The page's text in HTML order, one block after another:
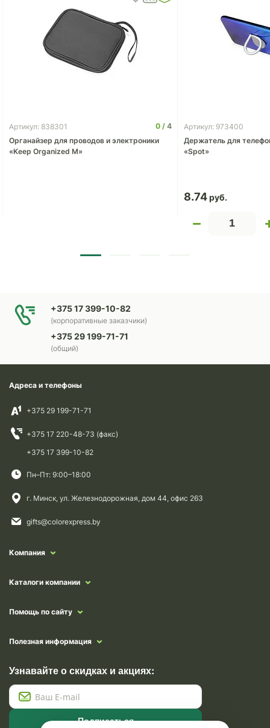
Артикул: 838301 0
4
Органайзер для проводов и электроники
«Keep Organized M»
Артикул: 973400
Держатель для
«Spot»
8.74
+375 17 399-10-82
(корпоративные заказчики)
+375 29 199-71-71
(общий)
Адреса и телефоны
+375 29 199-71-71
+375 17 220-48-73 (факс)
+375 17 399-10-82
Пн–Пт: 9:00–18:00
г. Минск, ул. Железнодорожная, дом 44, офис 263
gifts@colorexpress.by
Компания
Каталоги компании
Помощь по сайту
Полезная информация
Узнавайте о скидках и акциях:
Подписаться